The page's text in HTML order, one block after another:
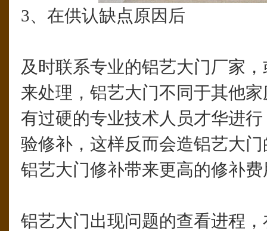
3、在供认缺点原因后
及时联系专业的铝艺大门厂家
来处理，铝艺大门不同于其他
有过硬的专业技术人员才华进
验修补，这样反而会造铝艺大
铝艺大门修补带来更高的修补费
铝艺大门出现问题的查看进程